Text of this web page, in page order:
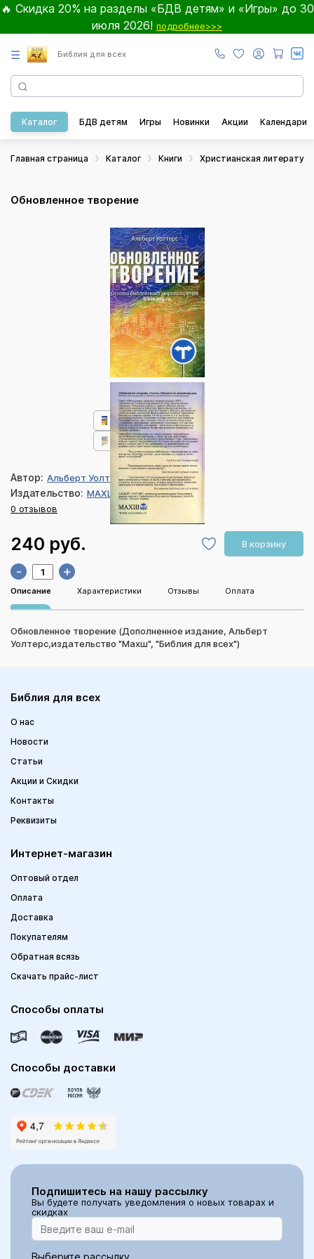
🔥 Скидка 20% на разделы «БДВ детям» и «Игры» до 30
июля 2026! подробнее>>>
☰ Библия для всех
Каталог БДВ детям Игры Новинки Акции Календари
Главная страница Каталог Книги Христианская литература
Обновленное творение
Автор: Альберт Уолтерс
Издательство: МАХШ
0 отзывов
240 руб. В корзину
- +
Описание Характеристики Отзывы Оплата
Обновленное творение (Дополненное издание, Альберт
Уолтерс,издательство "Махш", "Библия для всех")
Библия для всех
О нас
Новости
Статьи
Акции и Скидки
Контакты
Реквизиты
Интернет-магазин
Оптовый отдел
Оплата
Доставка
Покупателям
Обратная всязь
Скачать прайс-лист
Способы оплаты
Способы доставки
Подпишитесь на нашу рассылку
Вы будете получать уведомления о новых товарах и
скидках
Выберите рассылку